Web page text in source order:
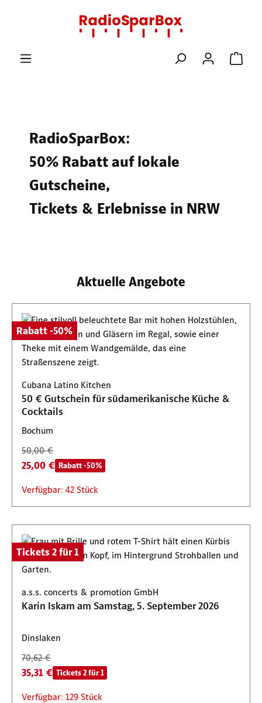
Zum Hauptinhalt springen
RadioSparBox:
50% Rabatt auf lokale
Gutscheine,
Tickets & Erlebnisse in NRW
Aktuelle Angebote
Rabatt -50%
Cubana Latino Kitchen
50 € Gutschein für südamerikanische Küche &
Cocktails
Bochum
50,00 €
25,00 € Rabatt -50%
Verfügbar: 42 Stück
Tickets 2 für 1
a.s.s. concerts & promotion GmbH
Karin Iskam am Samstag, 5. September 2026
Dinslaken
70,62 €
35,31 € Tickets 2 für 1
Verfügbar: 129 Stück